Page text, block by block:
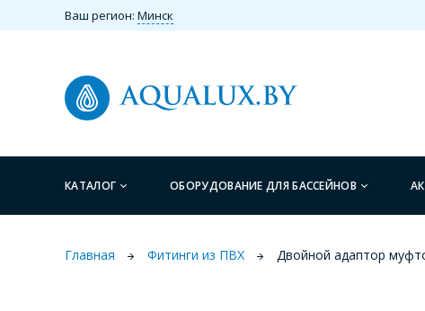
Ваш регион: Минск
КАТАЛОГ ОБОРУДОВАНИЕ ДЛЯ БАССЕЙНОВ
Главная Фитинги из ПВХ Двойной адаптор